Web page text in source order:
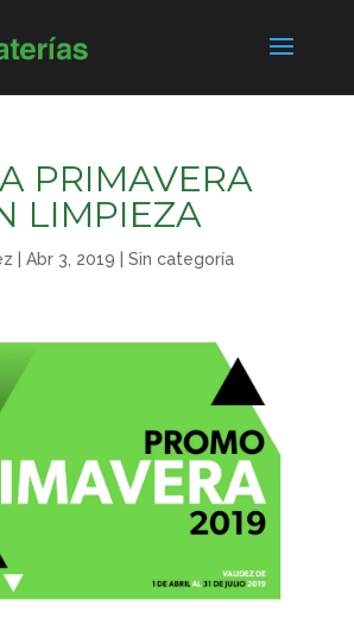
PRIMAVERA
LIMPIEZA
Abr 3, 2019 Sin categoría